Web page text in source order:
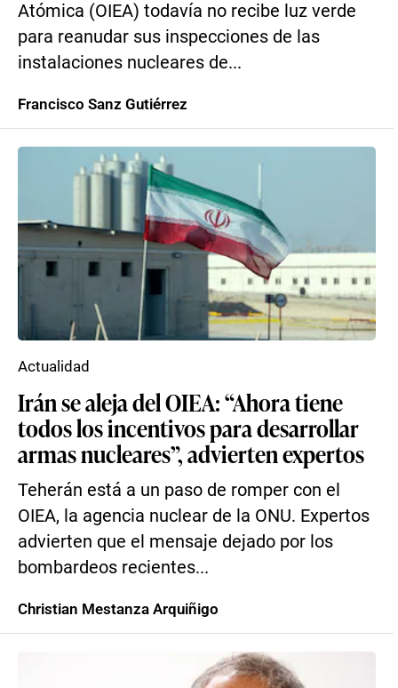
Atómica (OIEA) todavía no recibe luz verde
para reanudar sus inspecciones de las
instalaciones nucleares de...
Francisco Sanz Gutiérrez
Irán se aleja del OIEA: “Ahora tiene
todos los incentivos para desarrollar
armas nucleares”, advierten expertos
Teherán está a un paso de romper con el
OIEA, la agencia nuclear de la ONU. Expertos
advierten que el mensaje dejado por los
bombardeos recientes...
Actualidad
Christian Mestanza Arquiñigo